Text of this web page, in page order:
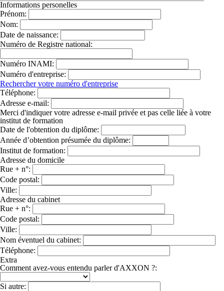
Informations personelles
Prénom:
Nom:
Date de naissance:
Numéro de Registre national:
Numéro INAMI:
Numéro d'entreprise:
Rechercher votre numéro d'entreprise
Téléphone:
Adresse e-mail:
Merci d'indiquer votre adresse e-mail privée et pas celle liée à votre
institut de formation
Date de l'obtention du diplôme:
Année d’obtention présumée du diplôme:
Institut de formation:
Adresse du domicile
Rue + n°:
Code postal:
Ville:
Adresse du cabinet
Rue + n°:
Code postal:
Ville:
Nom éventuel du cabinet:
Téléphone:
Extra
Comment avez-vous entendu parler d'AXXON ?:
Si autre: